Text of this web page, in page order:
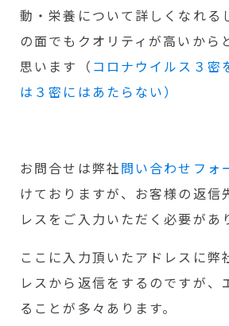
動・栄養について詳しくなれる
の面でもクオリティが高いから
思います（ コロナウイルス３
は３密にはあたらない）
お問合せは弊社問い合わせフォ
けておりますが、お客様の返信
レスをご入力いただく必要があ
ここに入力頂いたアドレスに
レスから返信をするのですが、
ることが多々あります。